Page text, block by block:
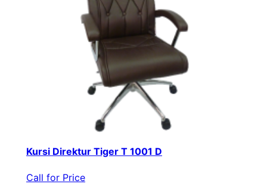
Kursi Direktur Tiger T 1001 D
Call for Price